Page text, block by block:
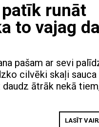
runāt
to vajag
pašam ar sevi
cilvēki skaļi sauca
ātrāk nekā
LASĪT